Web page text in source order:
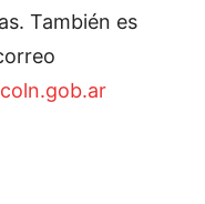
También es